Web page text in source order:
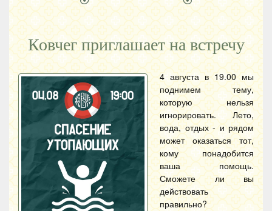
Ковчег приглашает на встречу
4 августа в 19.00 мы
поднимем тему,
которую нельзя
игнорировать. Лето,
вода, отдых - и рядом
может оказаться тот,
кому понадобится
ваша помощь.
Сможете ли вы
действовать
правильно?